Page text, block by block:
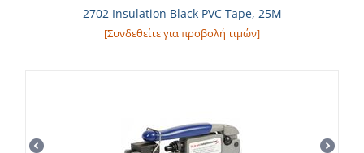
2702 Insulation Black PVC Tape, 25M
[Συνδεθείτε για προβολή τιμών]